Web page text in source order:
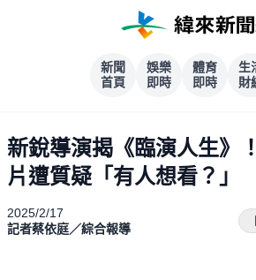
新聞
首頁
娛樂
即時
體育
即時
生
財
新銳導演揭《臨演人生》
片遭質疑「有人想看？」
2025/2/17
記者蔡依庭／綜合報導